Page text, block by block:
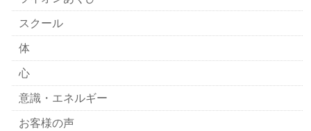
スクール
体
心
意識・エネルギー
お客様の声